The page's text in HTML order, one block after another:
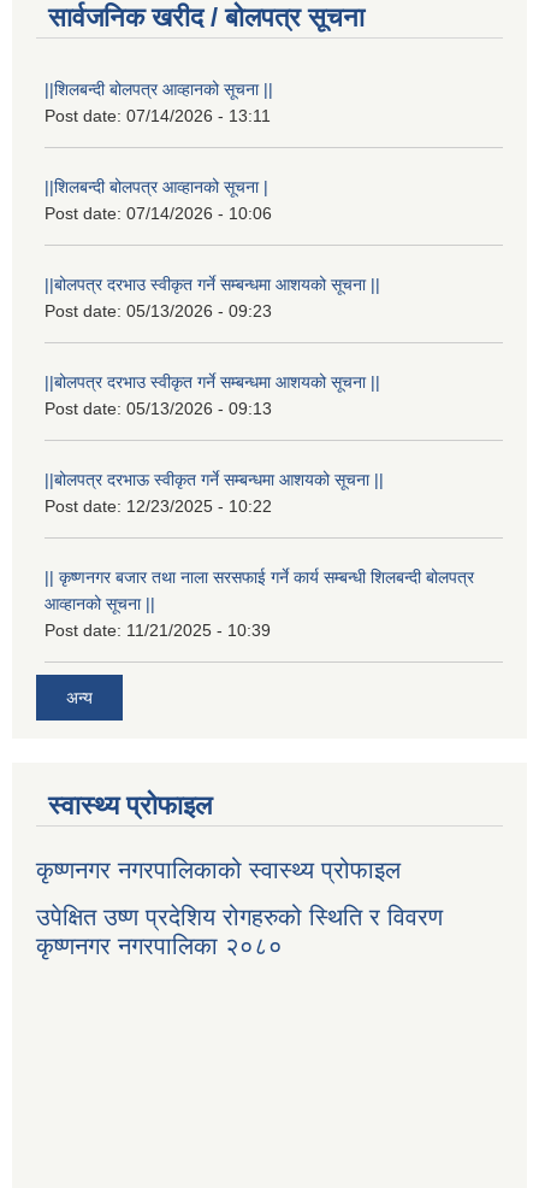
सार्वजनिक खरीद / बोलपत्र सूचना
||शिलबन्दी बोलपत्र आव्हानको सूचना ||
Post date: 07/14/2026 - 13:11
||शिलबन्दी बोलपत्र आव्हानको सूचना |
Post date: 07/14/2026 - 10:06
||बोलपत्र दरभाउ स्वीकृत गर्ने सम्बन्धमा आशयको सूचना ||
Post date: 05/13/2026 - 09:23
||बोलपत्र दरभाउ स्वीकृत गर्ने सम्बन्धमा आशयको सूचना ||
Post date: 05/13/2026 - 09:13
||बोलपत्र दरभाऊ स्वीकृत गर्ने सम्बन्धमा आशयको सूचना ||
Post date: 12/23/2025 - 10:22
|| कृष्णनगर बजार तथा नाला सरसफाई गर्ने कार्य सम्बन्धी शिलबन्दी बोलपत्र
आव्हानको सूचना ||
Post date: 11/21/2025 - 10:39
अन्य
स्वास्थ्य प्रोफाइल
कृष्णनगर नगरपालिकाको स्वास्थ्य प्रोफाइल
उपेक्षित उष्ण प्रदेशिय रोगहरुको स्थिति र विवरण
कृष्णनगर नगरपालिका २०८०